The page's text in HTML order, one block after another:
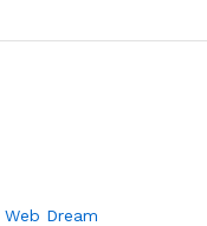
Web Dream